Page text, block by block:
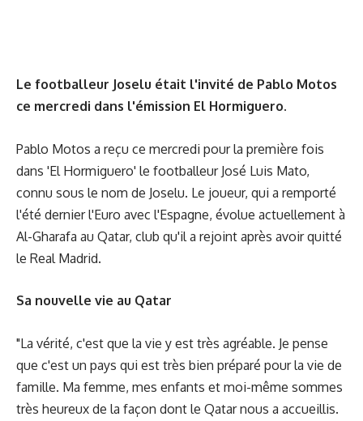
Le footballeur Joselu était l'invité de Pablo Motos
ce mercredi dans l'émission El Hormiguero.
Pablo Motos a reçu ce mercredi pour la première fois
dans 'El Hormiguero' le footballeur José Luis Mato,
connu sous le nom de Joselu. Le joueur, qui a remporté
l'été dernier l'Euro avec l'Espagne, évolue actuellement à
Al-Gharafa au Qatar, club qu'il a rejoint après avoir quitté
le Real Madrid.
Sa nouvelle vie au Qatar
"La vérité, c'est que la vie y est très agréable. Je pense
que c'est un pays qui est très bien préparé pour la vie de
famille. Ma femme, mes enfants et moi-même sommes
très heureux de la façon dont le Qatar nous a accueillis.